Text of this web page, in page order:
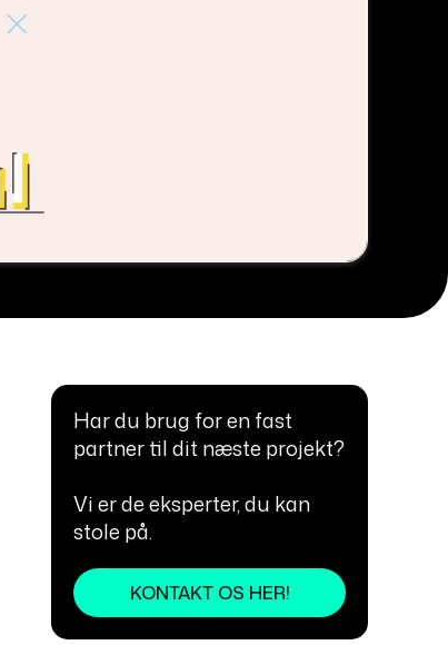
Har du brug for en fast
partner til dit næste projekt?
Vi er de eksperter, du kan
stole på.
KONTAKT OS HER!